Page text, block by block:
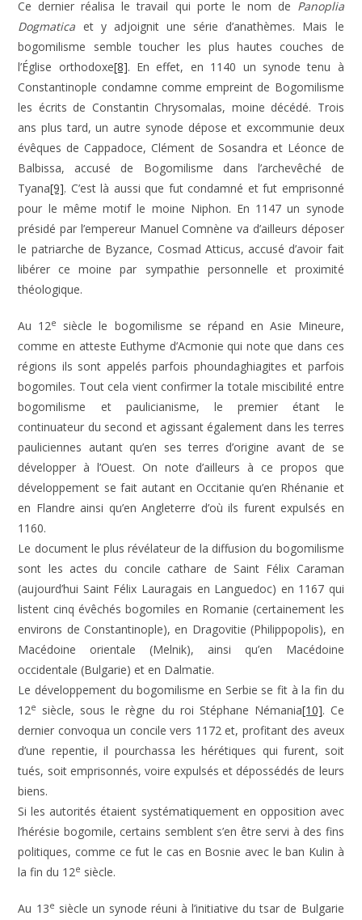
Ce dernier réalisa le travail qui porte le nom de Panoplia
Dogmatica et y adjoignit une série d’anathèmes. Mais le
bogomilisme semble toucher les plus hautes couches de
l’Église orthodoxe[8]. En effet, en 1140 un synode tenu à
Constantinople condamne comme empreint de Bogomilisme
les écrits de Constantin Chrysomalas, moine décédé. Trois
ans plus tard, un autre synode dépose et excommunie deux
évêques de Cappadoce, Clément de Sosandra et Léonce de
Balbissa, accusé de Bogomilisme dans l’archevêché de
Tyana[9]. C’est là aussi que fut condamné et fut emprisonné
pour le même motif le moine Niphon. En 1147 un synode
présidé par l’empereur Manuel Comnène va d’ailleurs déposer
le patriarche de Byzance, Cosmad Atticus, accusé d’avoir fait
libérer ce moine par sympathie personnelle et proximité
théologique.
Au 12e
siècle le bogomilisme se répand en Asie Mineure,
comme en atteste Euthyme d’Acmonie qui note que dans ces
régions ils sont appelés parfois phoundaghiagites et parfois
bogomiles. Tout cela vient confirmer la totale miscibilité entre
bogomilisme et paulicianisme, le premier étant le
continuateur du second et agissant également dans les terres
pauliciennes autant qu’en ses terres d’origine avant de se
développer à l’Ouest. On note d’ailleurs à ce propos que
développement se fait autant en Occitanie qu’en Rhénanie et
en Flandre ainsi qu’en Angleterre d’où ils furent expulsés en
1160.
Le document le plus révélateur de la diffusion du bogomilisme
sont les actes du concile cathare de Saint Félix Caraman
(aujourd’hui Saint Félix Lauragais en Languedoc) en 1167 qui
listent cinq évêchés bogomiles en Romanie (certainement les
environs de Constantinople), en Dragovitie (Philippopolis), en
Macédoine orientale (Melnik), ainsi qu’en Macédoine
occidentale (Bulgarie) et en Dalmatie.
Le développement du bogomilisme en Serbie se fit à la fin du
12e siècle, sous le règne du roi Stéphane Némania[10]. Ce
dernier convoqua un concile vers 1172 et, profitant des aveux
d’une repentie, il pourchassa les hérétiques qui furent, soit
tués, soit emprisonnés, voire expulsés et dépossédés de leurs
biens.
Si les autorités étaient systématiquement en opposition avec
l’hérésie bogomile, certains semblent s’en être servi à des fins
politiques, comme ce fut le cas en Bosnie avec le ban Kulin à
la fin du 12e siècle.
Au 13e siècle un synode réuni à l’initiative du tsar de Bulgarie